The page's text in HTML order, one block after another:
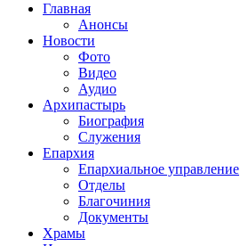
Главная
Анонсы
Новости
Фото
Видео
Аудио
Архипастырь
Биография
Служения
Епархия
Епархиальное управление
Отделы
Благочиния
Документы
Храмы